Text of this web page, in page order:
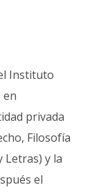
Instituto
en
privada
Filosofía
Letras) y la
el